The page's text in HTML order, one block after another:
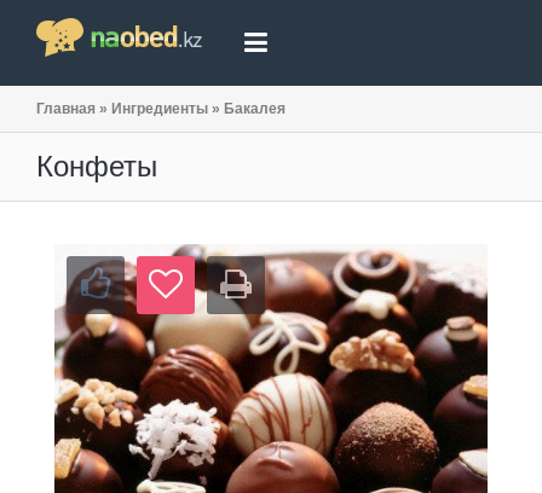
Главная » Ингредиенты » Бакалея
Конфеты